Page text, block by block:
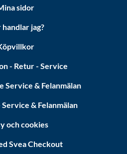
sidor
handlar jag?
- Retur - Service
Service & Felanmälan
& Felanmälan
och cookies
Svea Checkout